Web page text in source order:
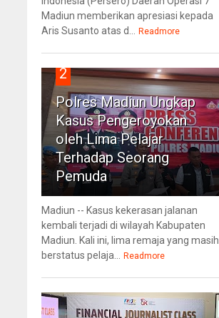
Madiun memberikan apresiasi kepada
Aris Susanto atas d...
Readmore
2
Polres Madiun Ungkap
Kasus Pengeroyokan
oleh Lima Pelajar
Terhadap Seorang
Pemuda
Madiun -- Kasus kekerasan jalanan
kembali terjadi di wilayah Kabupaten
Madiun. Kali ini, lima remaja yang masih
berstatus pelaja...
Readmore